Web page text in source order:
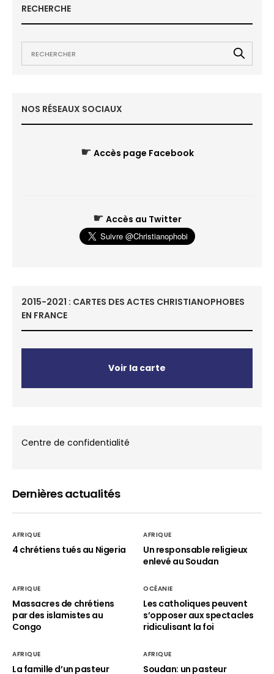
RECHERCHE
NOS RÉSEAUX SOCIAUX
☛ Accès page Facebook
☛ Accès au Twitter
2015-2021 : CARTES DES ACTES CHRISTIANOPHOBES
EN FRANCE
Voir la carte
Centre de confidentialité
Dernières actualités
AFRIQUE
4 chrétiens tués au Nigeria
AFRIQUE
Un responsable religieux
enlevé au Soudan
AFRIQUE
Massacres de chrétiens
par des islamistes au
Congo
OCÉANIE
Les catholiques peuvent
s’opposer aux spectacles
ridiculisant la foi
AFRIQUE
La famille d’un pasteur
AFRIQUE
Soudan: un pasteur